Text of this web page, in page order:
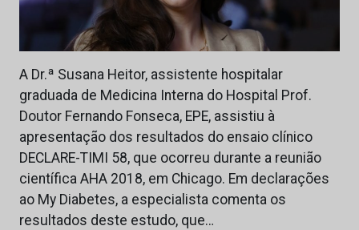
A Dr.ª Susana Heitor, assistente hospitalar
graduada de Medicina Interna do Hospital Prof.
Doutor Fernando Fonseca, EPE, assistiu à
apresentação dos resultados do ensaio clínico
DECLARE-TIMI 58, que ocorreu durante a reunião
científica AHA 2018, em Chicago. Em declarações
ao My Diabetes, a especialista comenta os
resultados deste estudo, que…